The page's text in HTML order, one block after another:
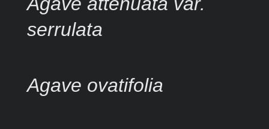
serrulata
Agave ovatifolia